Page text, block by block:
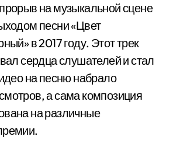
на музыкальной сцене
песни «Цвет
в 2017 году. Этот трек
сердца слушателей и стал
на песню набрало
а сама композиция
на различные